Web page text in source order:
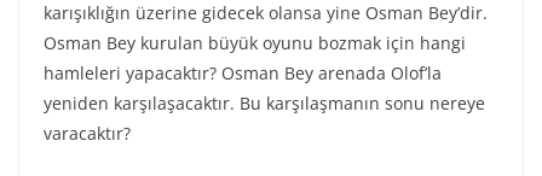
karışıklığın üzerine gidecek olansa yine Osman Bey’dir.
Osman Bey kurulan büyük oyunu bozmak için hangi
hamleleri yapacaktır? Osman Bey arenada Olof’la
yeniden karşılaşacaktır. Bu karşılaşmanın sonu nereye
varacaktır?